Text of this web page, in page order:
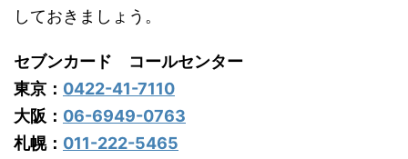
しておきましょう。
セブンカード コールセンター
東京： 0422-41-7110
大阪： 06-6949-0763
札幌： 011-222-5465